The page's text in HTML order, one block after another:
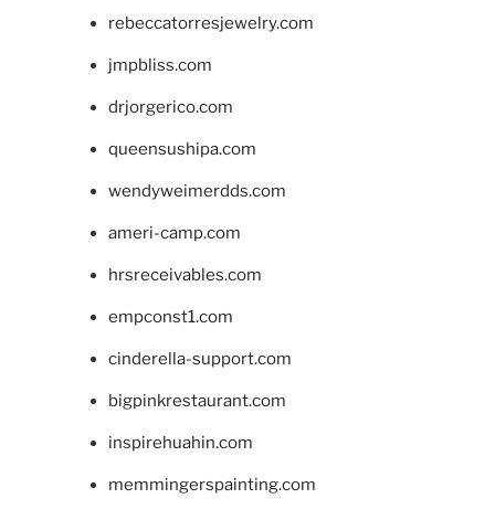
rebeccatorresjewelry.com
jmpbliss.com
drjorgerico.com
queensushipa.com
wendyweimerdds.com
ameri-camp.com
hrsreceivables.com
empconst1.com
cinderella-support.com
bigpinkrestaurant.com
inspirehuahin.com
memmingerspainting.com